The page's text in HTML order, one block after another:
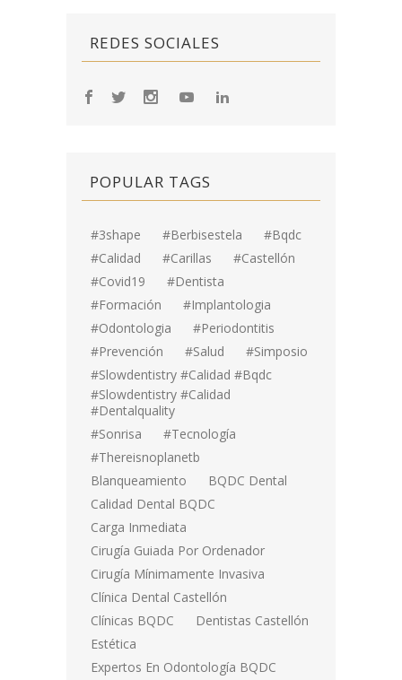
REDES SOCIALES
POPULAR TAGS
#3shape #berbisestela
#bqdc
#calidad
#carillas
#Castellón
#covid19
#dentista
#formación
#implantologia
#odontologia
#periodontitis
#prevención
#salud
#simposio
#Slowdentistry #calidad #bqdc
#Slowdentistry #calidad
#dentalquality
#sonrisa
#tecnología
#thereisnoplanetb
Blanqueamiento
BQDC Dental
Calidad Dental BQDC
Carga Inmediata
Cirugía Guiada Por Ordenador
Cirugía Mínimamente Invasiva
Clínica Dental Castellón
Clínicas BQDC
Dentistas Castellón
Estética
Expertos En Odontología BQDC